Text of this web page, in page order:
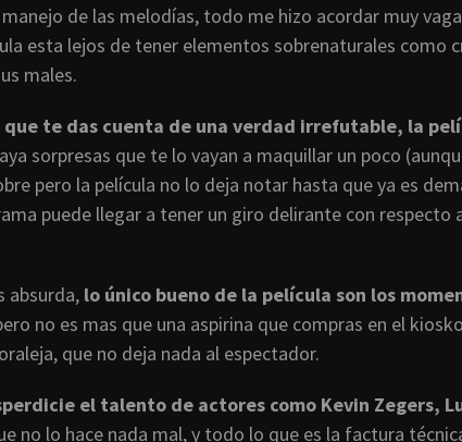
de las melodías, todo me hizo acordar muy
esta lejos de tener elementos sobrenaturales como
males.
te das cuenta de una verdad irrefutable, la
sorpresas que te lo vayan a maquillar un poco
pero la película no lo deja notar hasta que ya es
puede llegar a tener un giro delirante con respecto
absurda, lo único bueno de la película son los
no es mas que una aspirina que compras en el
que no deja nada al espectador.
el talento de actores como Kevin Zegers,
no lo hace nada mal, y todo lo que es la factura